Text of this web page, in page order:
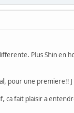
Plus Shin en
pour une premiere!!
ca fait plaisir a